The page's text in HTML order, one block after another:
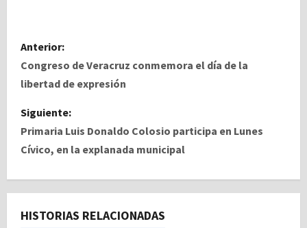
N
a
e
g
a
c
Anterior:
Congreso de Veracruz conmemora el día de la
libertad de expresión
Siguiente:
Primaria Luis Donaldo Colosio participa en Lunes
Cívico, en la explanada municipal
HISTORIAS RELACIONADAS